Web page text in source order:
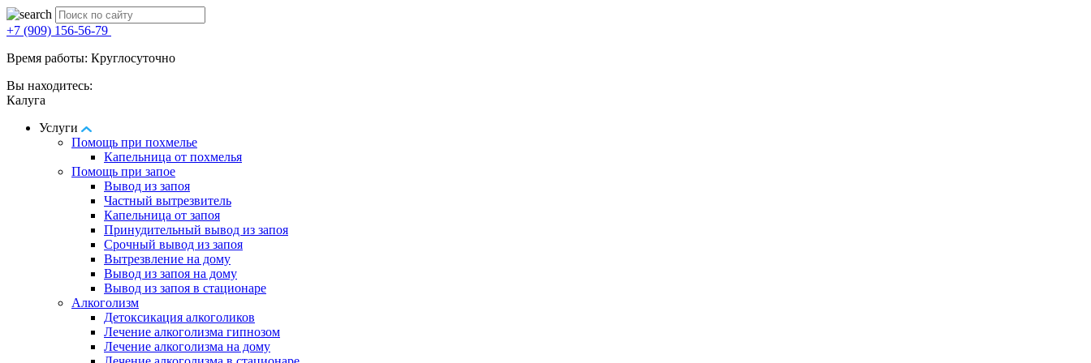
+7 (909) 156-56-79
Время работы: Круглосуточно
Вы находитесь:
Калуга
Услуги
Помощь при похмелье
Капельница от похмелья
Помощь при запое
Вывод из запоя
Частный вытрезвитель
Капельница от запоя
Принудительный вывод из запоя
Срочный вывод из запоя
Вытрезвление на дому
Вывод из запоя на дому
Вывод из запоя в стационаре
Алкоголизм
Детоксикация алкоголиков
Лечение алкоголизма гипнозом
Лечение алкоголизма на дому